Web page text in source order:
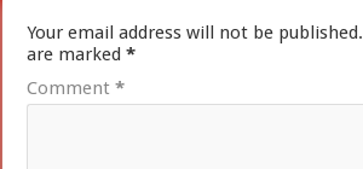
Your email address will not be published.
are marked*
Comment*